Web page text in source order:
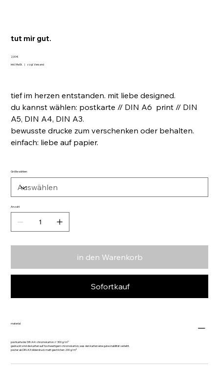
tut mir gut.
Preis
2,00 €
inkl. MwSt. | zzgl. Versand
tief im herzen entstanden. mit liebe designed.
du kannst wählen: postkarte // DIN A6 print // DIN
A5, DIN A4, DIN A3.
bewusste drucke zum verschenken oder behalten.
einfach: liebe auf papier.
Größe wählen:
Anzahl
in den Warenkorb
Sofortkauf
material
postkarte bis DIN A4: chromokarton // 300 g/m²
gedruckt sind die karten auf hochwertigem chromokarton, was den karten eine gute stabilität verleiht.
poster ab DIN A3: bilderdruck matt gestrichen 200 g/m²